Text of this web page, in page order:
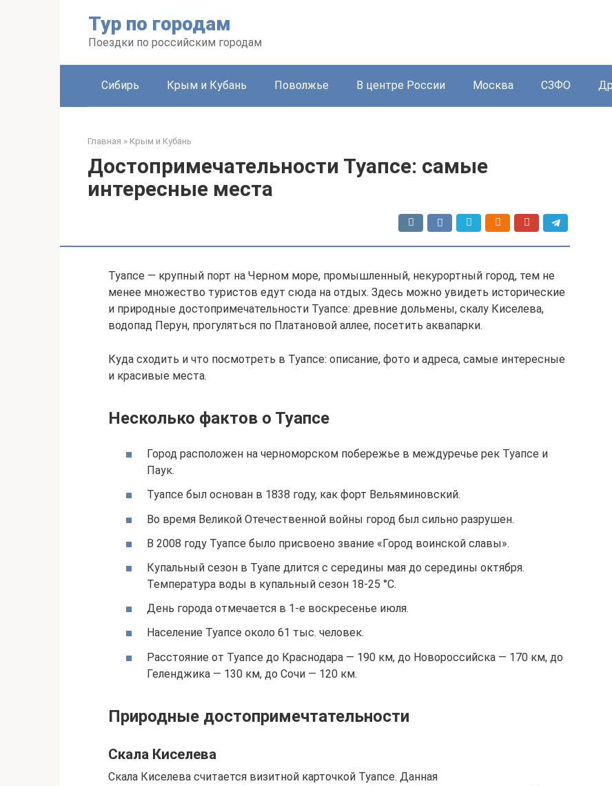
Тур по городам
Поездки по российским городам
Сибирь Крым и Кубань Поволжье В центре России Москва СЗФО
Главная » Крым и Кубань
Достопримечательности Туапсе: самые
интересные места
Туапсе — крупный порт на Черном море, промышленный, некурортный город, тем не
менее множество туристов едут сюда на отдых. Здесь можно увидеть исторические
и природные достопримечательности Туапсе: древние дольмены, скалу Киселева,
водопад Перун, прогуляться по Платановой аллее, посетить аквапарки.
Куда сходить и что посмотреть в Туапсе: описание, фото и адреса, самые интересные
и красивые места.
Несколько фактов о Туапсе
Город расположен на черноморском побережье в междуречье рек Туапсе и
Паук.
Туапсе был основан в 1838 году, как форт Вельяминовский.
Во время Великой Отечественной войны город был сильно разрушен.
В 2008 году Туапсе было присвоено звание «Город воинской славы».
Купальный сезон в Туапе длится с середины мая до середины октября.
Температура воды в купальный сезон 18-25 °С.
День города отмечается в 1-е воскресенье июля.
Население Туапсе около 61 тыс. человек.
Расстояние от Туапсе до Краснодара — 190 км, до Новороссийска — 170 км, до
Геленджика — 130 км, до Сочи — 120 км.
Природные достопримечтательности
Скала Киселева
Скала Киселева считается визитной карточкой Туапсе. Данная